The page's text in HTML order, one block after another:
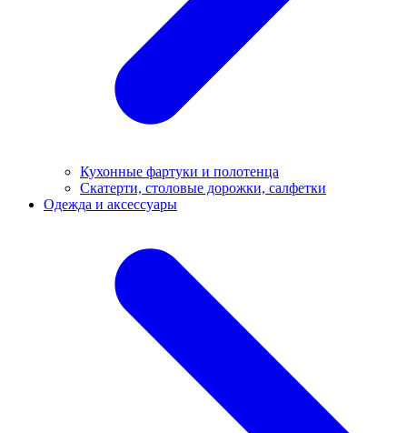
Кухонные фартуки и полотенца
Скатерти, столовые дорожки, салфетки
Одежда и аксессуары